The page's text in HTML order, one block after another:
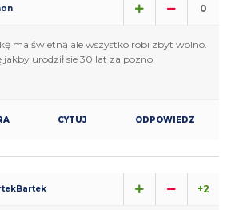
0
ma świetną ale wszystko robi zbyt wolno.
jakby urodził sie 30 lat za pozno
CYTUJ ODPOWIEDZ
+2